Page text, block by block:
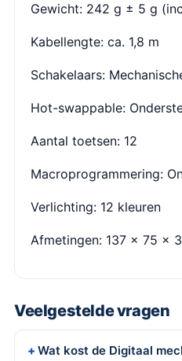
Gewicht: 242 g ± 5 g
Kabellengte: ca. 1,8 m
Schakelaars:
Hot-swappable:
Aantal toetsen: 12
Macroprogrammering:
Verlichting: 12 kleuren
Afmetingen: 137 × 75 ×
Veelgestelde vragen
Wat kost de Digitaal